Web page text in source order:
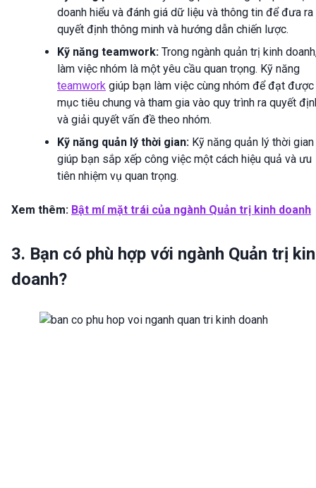
doanh hiểu và đánh giá dữ liệu và thông tin để đưa ra
quyết định thông minh và hướng dẫn chiến lược.
Kỹ năng teamwork: Trong ngành quản trị kinh
làm việc nhóm là một yêu cầu quan trọng. Kỹ năng
teamwork giúp bạn làm việc cùng nhóm để đạt được
mục tiêu chung và tham gia vào quy trình ra quyết
và giải quyết vấn đề theo nhóm.
Kỹ năng quản lý thời gian: Kỹ năng quản lý thời gian
giúp bạn sắp xếp công việc một cách hiệu quả và ưu
tiên nhiệm vụ quan trọng.
Xem thêm: Bật mí mặt trái của ngành Quản trị kinh doanh
3. Bạn có phù hợp với ngành Quản trị
doanh?